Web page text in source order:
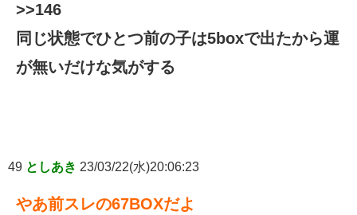
>>146
同じ状態でひとつ前の子は5boxで出たから運
が無いだけな気がする
49 としあき 23/03/22(水)20:06:23
やあ前スレの67BOXだよ